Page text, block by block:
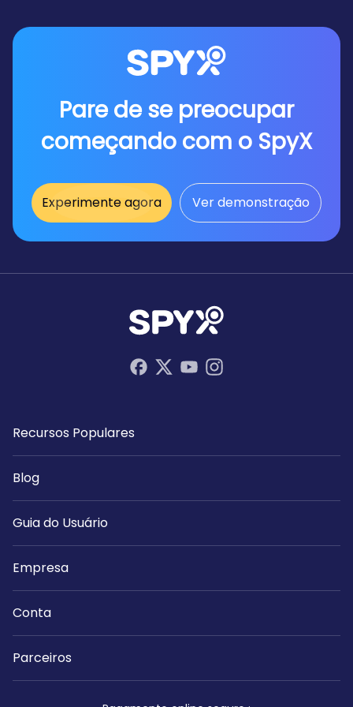
pessoa sendo rastreada. Monitore todos os
dados deles remotamente.
Pare de se preocupar
começando com o SpyX
Experimente agora Ver demonstração
Recursos Populares
Blog
Guia do Usuário
Empresa
Conta
Parceiros